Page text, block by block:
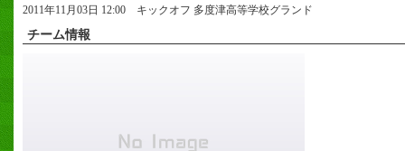
2011年11月03日 12:00 キックオフ 多度津高等学校グランド
チーム情報